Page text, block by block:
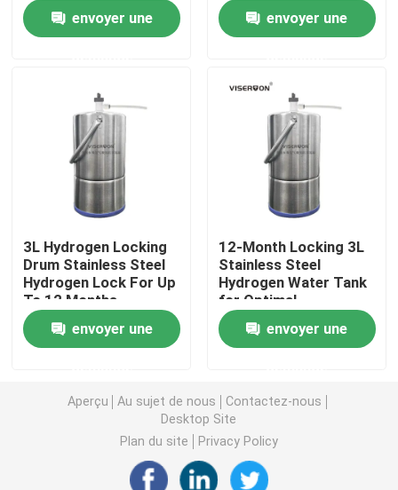
Demandez une citation
Machine d'inhalateur d'hydrogène
Machine à eau riche en hydrogène
Purificateur d'eau domestique
Distributeur de purificateur d'eau
Purificateur d'eau sous évier
Bouteille d'hydrogène
Réactif d'essai à l'hydrogène
envoyer une
envoyer une
3L Hydrogen Locking
Drum Stainless Steel
Hydrogen Lock For Up
To 12 Months
envoyer une
12-Month Locking 3L
Stainless Steel
Hydrogen Water Tank
for Optimal
Preservation
envoyer une
Aperçu Au sujet de nous
Contactez-nous
Desktop Site
Plan du site
Privacy Policy